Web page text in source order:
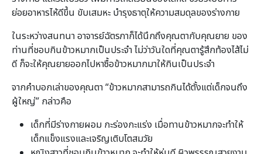
ย่อยอาหารไห้ดีขึ้น ขับเสมหะ บำรุงธาตุให้ความสมดุลของร่างกาย
ในระหว่างสนทนา อาจารย์ฉัตรภาก็ได้นึกถึงคุณตากับคุณยาย ของ
ท่านที่ชอบกินข้าวหมากเป็นประจำ ไม่ว่าวันใดที่คุณตารู้สึกท้องไส้ไม่
ดี ก็จะให้คุณยายออกไปหาซื้อข้าวหมากมาให้กินเป็นประจำ
จากคำบอกเล่าของคุณตา “ข้าวหมากสามารถกินได้ตั้งแต่เด็กจนถึง
ผู้ใหญ่” กล่าวคือ
เด็กที่มีร่างกายผอม กะร่องกะแร่ง เมื่อทานข้าวหมากจะทำให้
เด็กแข็งแรงและเจริญเติบโตสมวัย